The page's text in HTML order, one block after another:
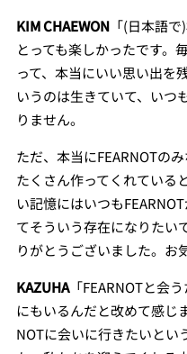
KIM CHAEWON「(日本語で
とっても楽しかったです。
って、本当にいい思い出を
いうのは生きていて、いつ
りません。
ただ、本当にFEARNOTの
たくさん作ってくれている
い記憶にはいつも
てそういう存在になりたい
りがとうございました。お
KAZUHA「FEARNOTと会
にもいるんだと改めて感じ
NOTに会いに行きたいとい